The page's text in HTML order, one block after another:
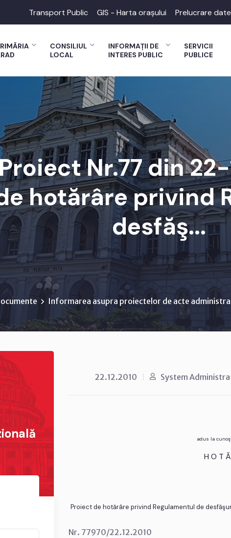
Transport Public GIS - Harta orașului Prelucrare
CONSILIUL
LOCAL
INFORMAȚII DE
INTERES PUBLIC
SERVICII
PUBLICE
Nr.77 din
hotărâre privind
desfăş...
Informarea asupra proiectelor de acte
22.12.2010 System
adus la
H O T
Proiect de hotărâre privind Regulamentul de
Nr. 77970/22.12.2010